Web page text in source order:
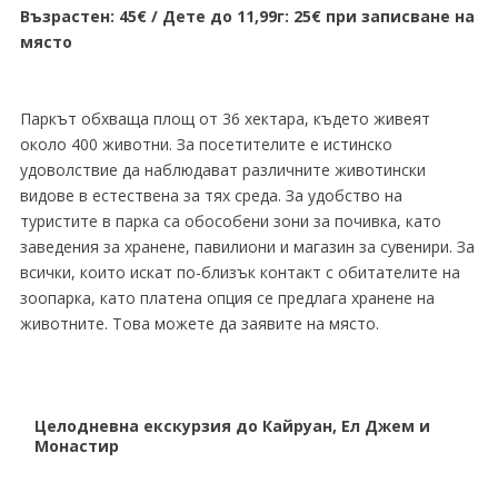
Възрастен: 45€ / Дете до 11,99г: 25€ при записване на
място
Паркът обхваща площ от 36 хектара, където живеят
около 400 животни. За посетителите е истинско
удоволствие да наблюдават различните животински
видове в естествена за тях среда. За удобство на
туристите в парка са обособени зони за почивка, като
заведения за хранене, павилиони и магазин за сувенири. За
всички, които искат по-близък контакт с обитателите на
зоопарка, като платена опция се предлага хранене на
животните. Това можете да заявите на място.
Целодневна екскурзия до Кайруан, Ел Джем и
Монастир